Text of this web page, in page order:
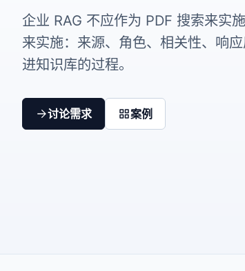
企业 RAG 不应作为 PDF 搜索来实
来实施：来源、角色、相关性、响
进知识库的过程。
讨论需求 案例